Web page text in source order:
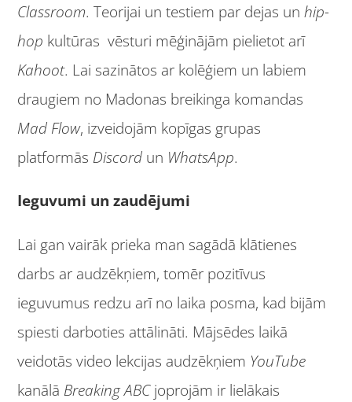
Classroom. Teorijai un testiem par dejas unhip-
hop kultūras vēsturi mēģinājām pielietot arī
Kahoot. Lai sazinātos ar kolēģiem un labiem
draugiem no Madonas breikinga komandas
Mad Flow, izveidojām kopīgas grupas
platformās Discord un WhatsApp.
Ieguvumi un zaudējumi
Lai gan vairāk prieka man sagādā klātienes
darbs ar audzēkņiem, tomēr pozitīvus
ieguvumus redzu arī no laika posma, kad bijām
spiesti darboties attālināti. Mājsēdes laikā
veidotās video lekcijas audzēkņiem YouTube
kanālā Breaking ABCjoprojām ir lielākais